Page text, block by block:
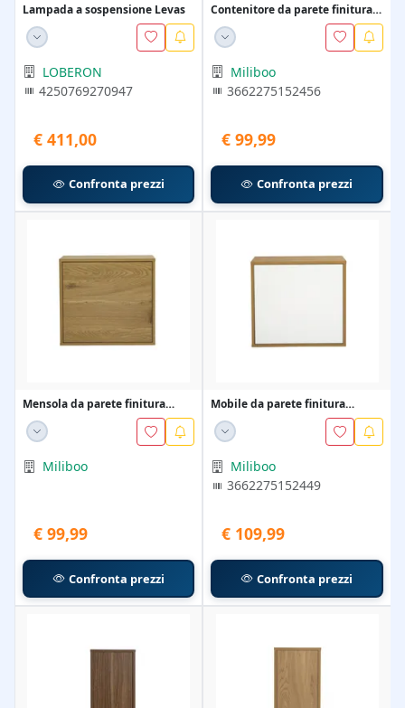
Lampada a sospensione Levas
LOBERON
4250769270947
€ 411,00
Confronta prezzi
Contenitore da parete finitura
legno scuro no...
Miliboo
3662275152456
€ 99,99
Confronta prezzi
Mensola da parete finitura
legno chiaro rover...
Miliboo
€ 99,99
Confronta prezzi
Mobile da parete finitura
bianca e legno chia...
Miliboo
3662275152449
€ 109,99
Confronta prezzi